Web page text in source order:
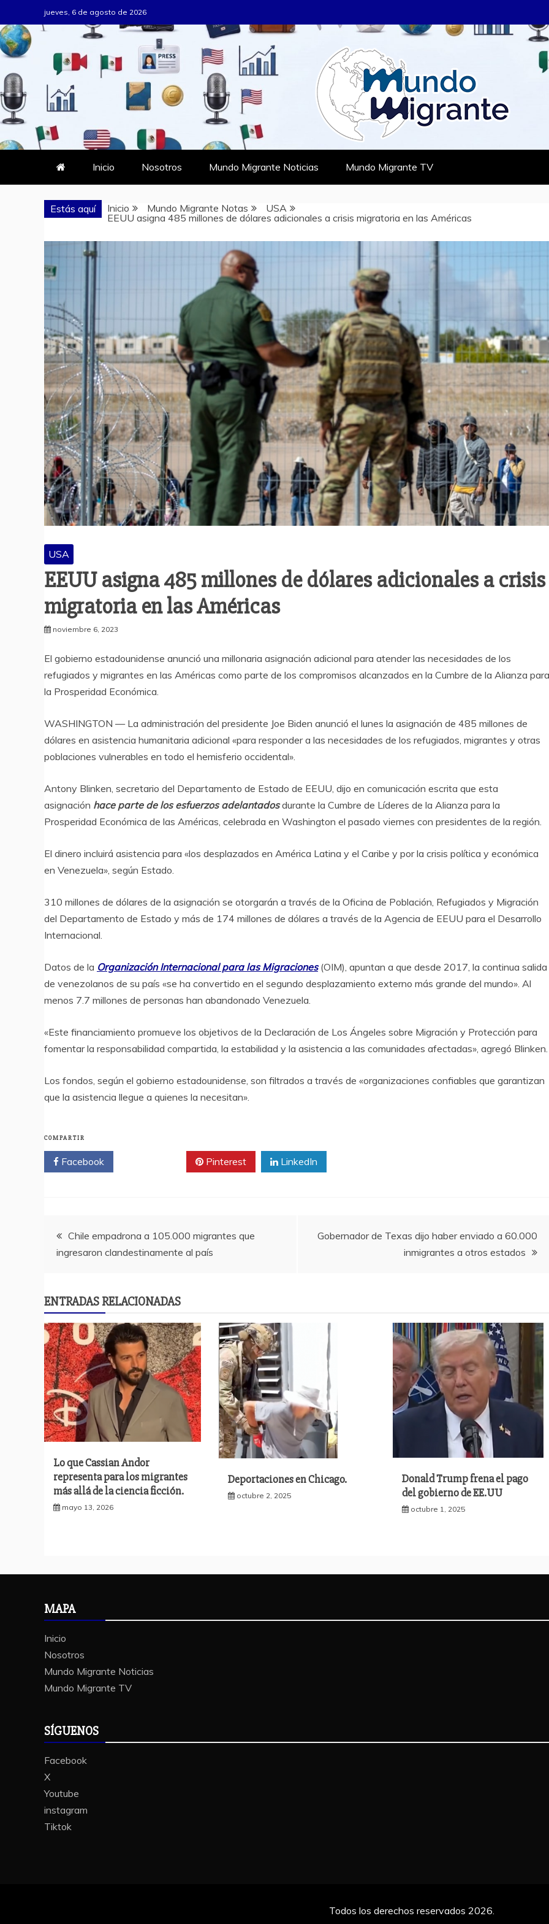
al
contenido
jueves, 6 de agosto de 2026
MUNDO MIGRANTE
DONDE TODOS SOMOS MIGRANTES
Inicio Nosotros Mundo Migrante Noticias Mundo Migrante TV
Estás aquí Inicio Mundo Migrante Notas
USA
EEUU asigna 485 millones de dólares adicionales a crisis migratoria en las Américas
USA
EEUU asigna 485 millones de dólares adicionales a crisis
migratoria en las Américas
noviembre 6, 2023
El gobierno estadounidense anunció una millonaria asignación adicional para atender las necesidades de los
refugiados y migrantes en las Américas como parte de los compromisos alcanzados en la Cumbre de la Alianza para
la Prosperidad Económica.
WASHINGTON — La administración del presidente Joe Biden anunció el lunes la asignación de 485 millones de
dólares en asistencia humanitaria adicional «para responder a las necesidades de los refugiados, migrantes y otras
poblaciones vulnerables en todo el hemisferio occidental».
Antony Blinken, secretario del Departamento de Estado de EEUU, dijo en comunicación escrita que esta
asignación hace parte de los esfuerzos adelantadosdurante la Cumbre de Líderes de la Alianza para la
Prosperidad Económica de las Américas, celebrada en Washington el pasado viernes con presidentes de la región.
El dinero incluirá asistencia para «los desplazados en América Latina y el Caribe y por la crisis política y económica
en Venezuela», según Estado.
310 millones de dólares de la asignación se otorgarán a través de la Oficina de Población, Refugiados y Migración
del Departamento de Estado y más de 174 millones de dólares a través de la Agencia de EEUU para el Desarrollo
Internacional.
Datos de la Organización Internacional para las Migraciones(OIM), apuntan a que desde 2017, la continua salida
de venezolanos de su país «se ha convertido en el segundo desplazamiento externo más grande del mundo». Al
menos 7.7 millones de personas han abandonado Venezuela.
«Este financiamiento promueve los objetivos de la Declaración de Los Ángeles sobre Migración y Protección para
fomentar la responsabilidad compartida, la estabilidad y la asistencia a las comunidades afectadas», agregó Blinken.
Los fondos, según el gobierno estadounidense, son filtrados a través de «organizaciones confiables que garantizan
que la asistencia llegue a quienes la necesitan».
COMPARTIR
Facebook Pinterest LinkedIn
Navegación
de
entradas
Chile empadrona a 105.000 migrantes que
ingresaron clandestinamente al país
Gobernador de Texas dijo haber enviado a 60.000
inmigrantes a otros estados
ENTRADAS RELACIONADAS
Lo que Cassian Andor
representa para los migrantes
más allá de la ciencia ficción.
mayo 13, 2026
Deportaciones en Chicago.
octubre 2, 2025
Donald Trump frena el pago
del gobierno de EE.UU
octubre 1, 2025
MAPA
Inicio
Nosotros
Mundo Migrante Noticias
Mundo Migrante TV
SÍGUENOS
Facebook
X
Youtube
instagram
Tiktok
Todos los derechos reservados 2026.